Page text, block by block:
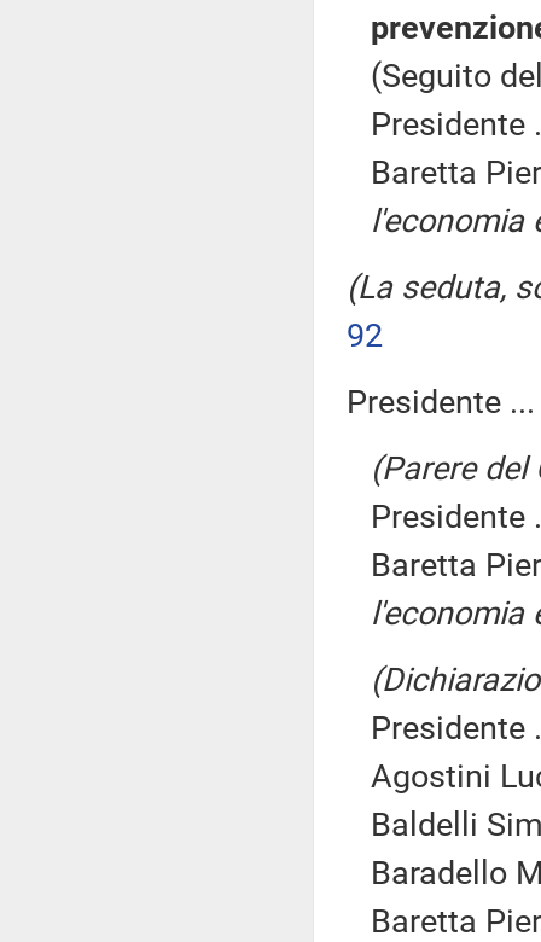
(Seguito
Presidente
Baretta
l'economia
(La seduta,
92
Presidente
(Parere del
Presidente
Baretta
l'economia
Presidente
Agostini
Baldelli
Baradello
Baretta